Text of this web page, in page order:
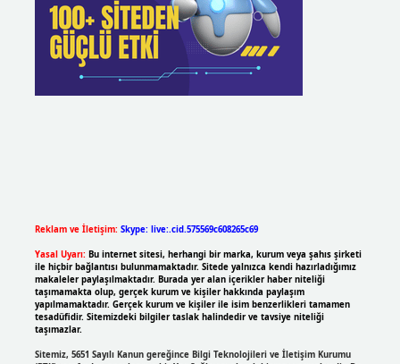
Reklam ve İletişim: Skype: live:.cid.575569c608265c69
Yasal Uyarı: Bu internet sitesi, herhangi bir marka, kurum veya şahıs şirketi
ile hiçbir bağlantısı bulunmamaktadır. Sitede yalnızca kendi hazırladığımız
makaleler paylaşılmaktadır. Burada yer alan içerikler haber niteliği
taşımamakta olup, gerçek kurum ve kişiler hakkında paylaşım
yapılmamaktadır. Gerçek kurum ve kişiler ile isim benzerlikleri tamamen
tesadüfidir. Sitemizdeki bilgiler taslak halindedir ve tavsiye niteliği
taşımazlar.
Sitemiz, 5651 Sayılı Kanun gereğince Bilgi Teknolojileri ve İletişim Kurumu